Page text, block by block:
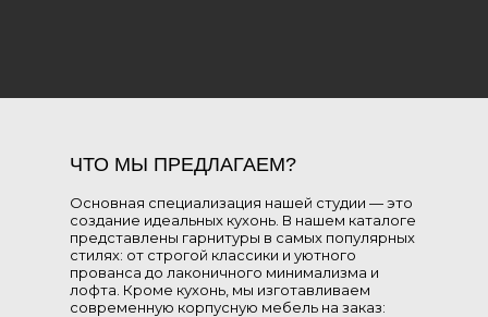
Основная специализация нашей студии — это
создание идеальных кухонь. В нашем каталоге
представлены гарнитуры в самых популярных
стилях: от строгой классики и уютного
прованса до лаконичного минимализма и
лофта. Кроме кухонь, мы изготавливаем
современную корпусную мебель на заказ:
ЧТО МЫ ПРЕДЛАГАЕМ?